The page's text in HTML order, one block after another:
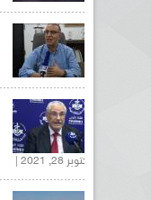
أكتوبر 28, 2021 |